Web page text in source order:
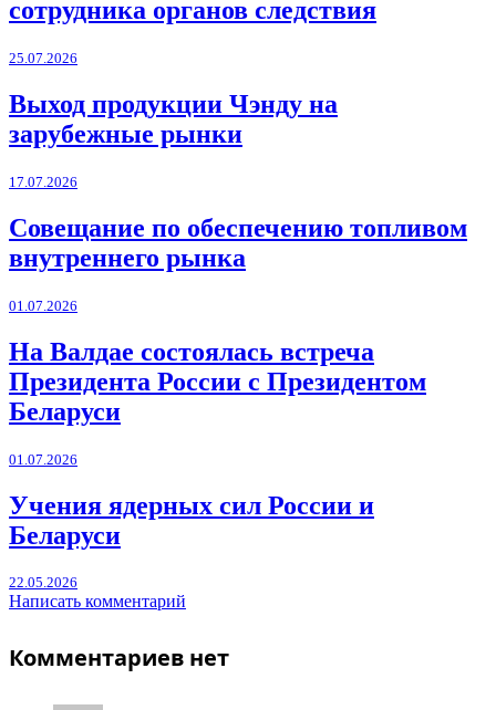
сотрудника органов следствия
25.07.2026
Выход продукции Чэнду на
зарубежные рынки
17.07.2026
Совещание по обеспечению топливом
внутреннего рынка
01.07.2026
На Валдае состоялась встреча
Президента России с Президентом
Беларуси
01.07.2026
Учения ядерных сил России и
Беларуси
22.05.2026
Написать комментарий
Комментариев нет